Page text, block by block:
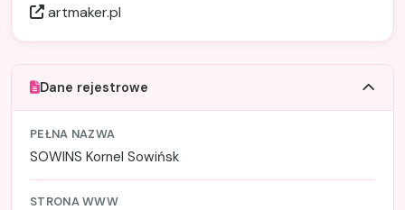
artmaker.pl
Dane rejestrowe
PEŁNA NAZWA
SOWINS Kornel Sowińsk
STRONA WWW